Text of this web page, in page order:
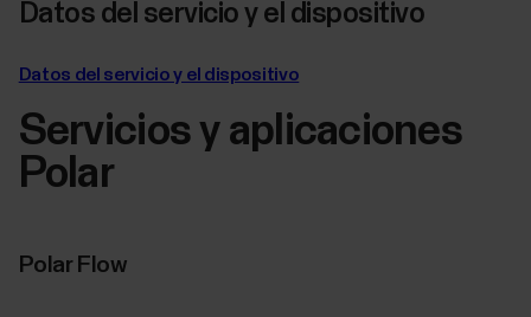
Datos del servicio y el dispositivo
Datos del servicio y el dispositivo
Servicios y aplicaciones
Polar
Polar Flow